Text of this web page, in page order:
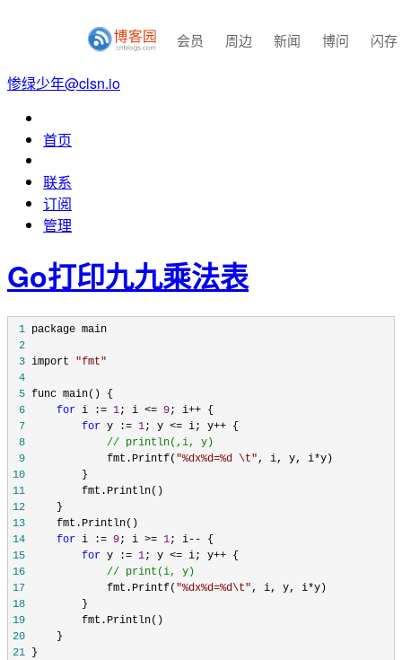
会员 周边 新闻 博问 闪存
惨绿少年@clsn.io
首页
联系
订阅
管理
Go打印九九乘法表
1
2
3 import "fmt"
4
5
6
for i := 1; i <= 9; i++
7
for y := 1; y <= i; y++
8
// println(,i, y)
9
             fmt.Printf(
"%dx%d=%d \t", i, y, i*
10
11
12
13
14
for i := 9; i >= 1; i--
15
for y := 1; y <= i; y++
16
// print(i, y)
17
             fmt.Printf(
"%dx%d=%d\t", i, y, i*
18
19
20
21 }